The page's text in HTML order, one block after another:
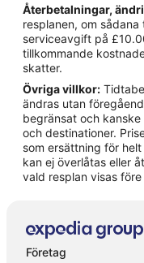
Hotell i Hertsön
Hotell i Karlsvik
Hotell i Luleå
Hotell i Notviken
Hotell i Råneå
Hotell i Sävast
Hotell i Sinksundet
Hotell i Södra Sunderbyn
Återbetalningar,
resplanen, om
serviceavgift på
tillkommande
skatter.
Övriga villkor:
ändras utan
begränsat och
och destinationer.
som ersättning för
kan ej överlåtas eller
vald resplan visas
Företag